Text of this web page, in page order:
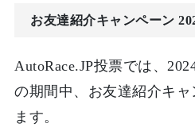
お友達紹介キャンペーン
AutoRace.JP投票では、
の期間中、お友達紹介キ
ます。